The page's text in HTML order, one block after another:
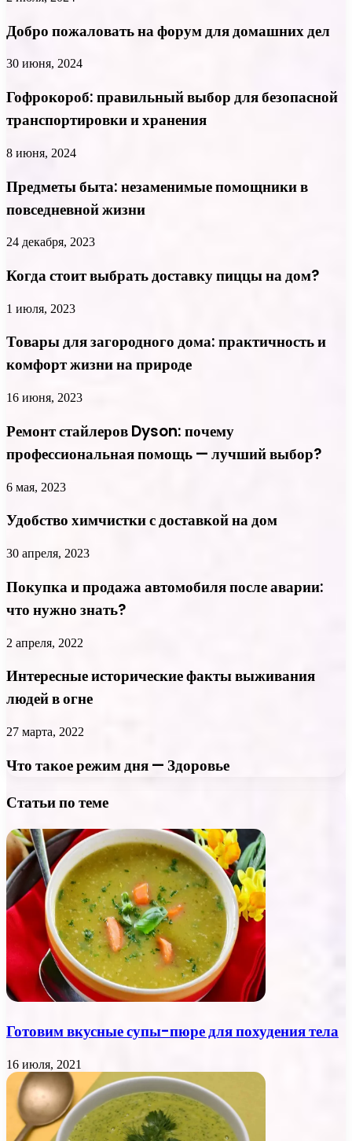
Добро пожаловать на форум для домашних дел
30 июня, 2024
Гофрокороб: правильный выбор для безопасной
транспортировки и хранения
8 июня, 2024
Предметы быта: незаменимые помощники в
повседневной жизни
24 декабря, 2023
Когда стоит выбрать доставку пиццы на дом?
1 июля, 2023
Товары для загородного дома: практичность и
комфорт жизни на природе
16 июня, 2023
Ремонт стайлеров Dyson: почему
профессиональная помощь — лучший выбор?
6 мая, 2023
Удобство химчистки с доставкой на дом
30 апреля, 2023
Покупка и продажа автомобиля после аварии:
что нужно знать?
2 апреля, 2022
Интересные исторические факты выживания
людей в огне
27 марта, 2022
Что такое режим дня — Здоровье
Статьи по теме
Готовим вкусные супы-пюре для похудения тела
16 июля, 2021